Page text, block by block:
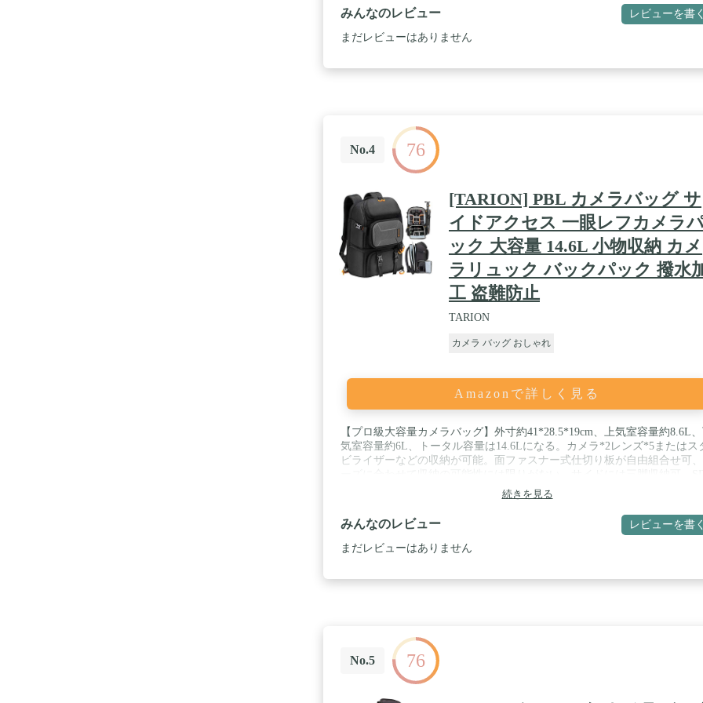
W210×H300×D15mm / 外寸法 : 約W290×H430×D150mm 重量 : 約
490g 材質 : ポリエステル
みんなのレビュー レビューを書く
まだレビューはありません
No.4 76
[TARION] PBL カメラバッグ サ
イドアクセス 一眼レフカメラ
ック 大容量 14.6L 小物収納 カメ
ラリュック バックパック 撥水
工 盗難防止
TARION
カメラ バッグ おしゃれ
Amazonで詳しく見る
【プロ級大容量カメラバッグ】外寸約41*28.5*19cm、上気室容量約8.6L
気室容量約6L、トータル容量は14.6Lになる。カメラ*2レンズ*5またはス
ビライザーなどの収納が可能。面ファスナー式仕切り板が自由組合せ可、
カード収納ケース、財布など小物収納ポーチが内蔵。 / 【サイドアクセス
サイドアクセスデザイン、使い勝手がいい。一眼レフ バッグを降ろさない
でもそのままカメラを取り出すことができるので、素早く撮影に入れて
ャッターチャンスを逃しません。 / 【上下2気室設計＆パソコン収納】カメ
ラリュックの上下2気室両方とも厚いクッションで保護され、カメラ機材収
いる。通気性が確保され、炎天下に重いカメラが入っても背負って移動す
のがラクになる。大容量 カメラバッグのショルダーハーネスは幅広で肩へ
の負担が少なく、長時間でもラクに背負っていられる。 / 【素材、安全性
カメラバッグは95%の防水ポリエステルと5%のEVA素材を使用しており、
耐久性があり、摩耗に強く、汚れにくいです。SDカード収納ポーチはハ
続きを見る
みんなのレビュー レビューを書く
まだレビューはありません
No.5 76